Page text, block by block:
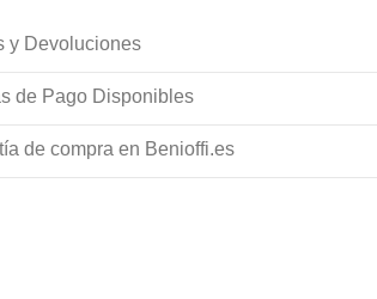
y Devoluciones
de Pago Disponibles
de compra en Benioffi.es